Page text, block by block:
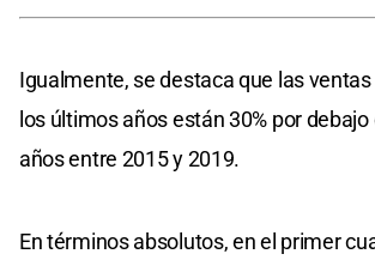
Igualmente, se destaca que las
los últimos años están 30% por
años entre 2015 y 2019.
En términos absolutos, en el primer